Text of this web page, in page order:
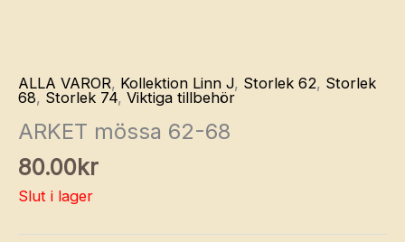
ALLA VAROR, Kollektion Linn J, Storlek 62, Storlek
68, Storlek 74, Viktiga tillbehör
ARKET mössa 62-68
80.00kr
Slut i lager